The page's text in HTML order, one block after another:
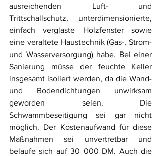
ausreichenden Luft- und
Trittschallschutz, unterdimensionierte,
einfach verglaste Holzfenster sowie
eine veraltete Haustechnik (Gas-, Strom-
und Wasserversorgung) habe. Bei einer
Sanierung müsse der feuchte Keller
insgesamt isoliert werden, da die Wand-
und Bodendichtungen unwirksam
geworden seien. Die
Schwammbeseitigung sei gar nicht
möglich. Der Kostenaufwand für diese
Maßnahmen sei unvertretbar und
belaufe sich auf 30 000 DM. Auch die